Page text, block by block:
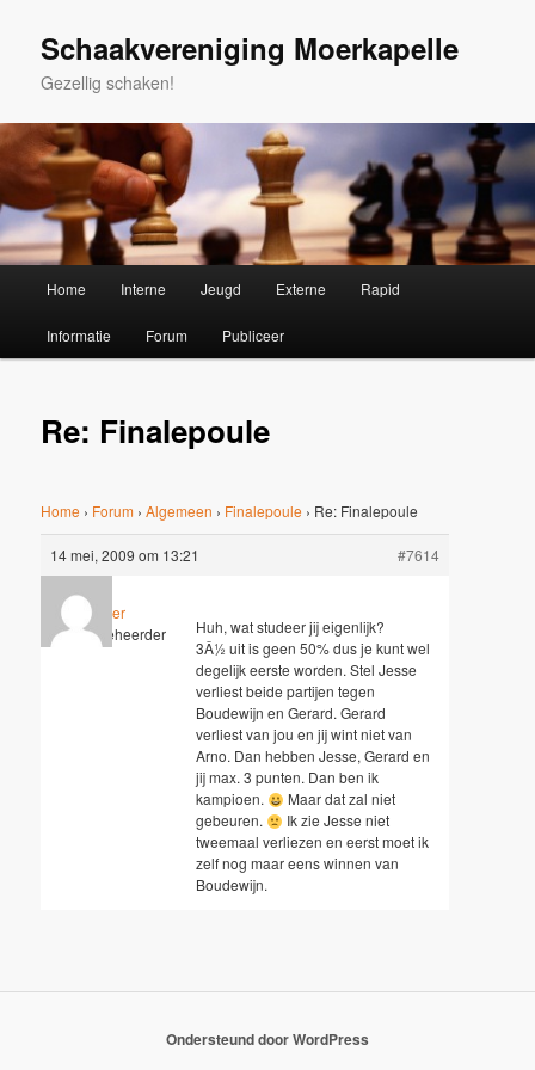
primaire
Schaakvereniging Moerkapelle
Gezellig schaken!
Home Interne Jeugd Externe Rapid
Informatie Forum Publiceer
Re: Finalepoule
Home › Forum › Algemeen › Finalepoule › Re: Finalepoule
14 mei, 2009 om 13:21 #7614
Wouter
Sleutelbeheerder
Huh, wat studeer jij eigenlijk?
3Â½ uit is geen 50% dus je kunt wel
degelijk eerste worden. Stel Jesse
verliest beide partijen tegen
Boudewijn en Gerard. Gerard
verliest van jou en jij wint niet van
Arno. Dan hebben Jesse, Gerard en
jij max. 3 punten. Dan ben ik
kampioen.
Maar dat zal niet
gebeuren.
Ik zie Jesse niet
tweemaal verliezen en eerst moet ik
zelf nog maar eens winnen van
Boudewijn.
Ondersteund door WordPress